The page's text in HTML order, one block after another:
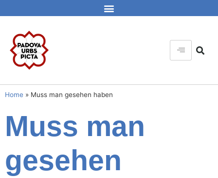
Home » Muss man gesehen haben
Muss man
gesehen